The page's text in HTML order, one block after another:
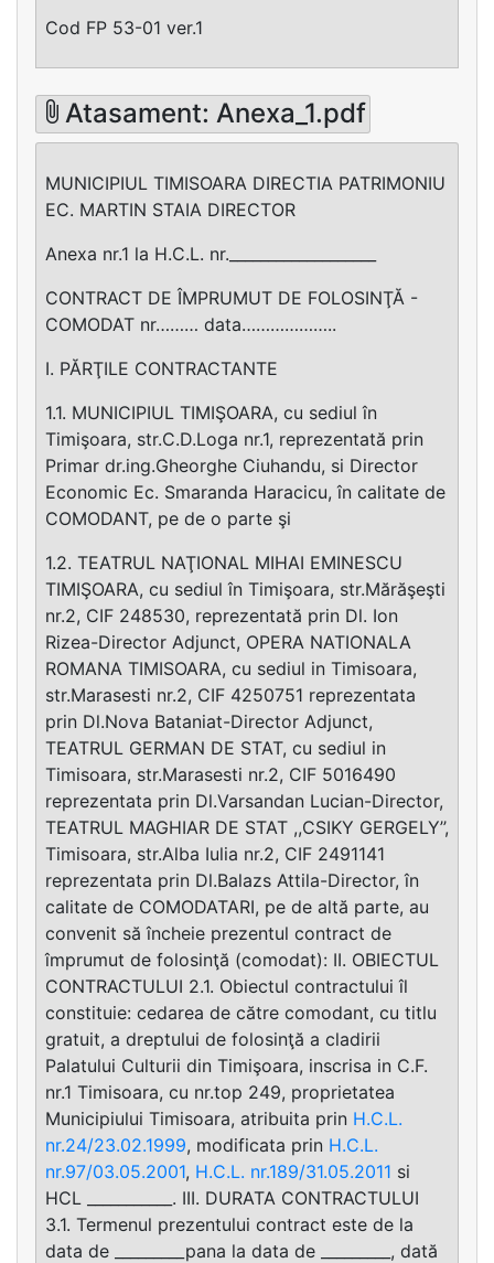
Cod FP 53-01 ver.1
Atasament: Anexa_1.pdf
MUNICIPIUL TIMISOARA DIRECTIA PATRIMONIU
EC. MARTIN STAIA DIRECTOR
Anexa nr.1 la H.C.L. nr.___________________
CONTRACT DE ÎMPRUMUT DE FOLOSINŢĂ -
COMODAT nr……… data………………..
I. PĂRŢILE CONTRACTANTE
1.1. MUNICIPIUL TIMIŞOARA, cu sediul în
Timişoara, str.C.D.Loga nr.1, reprezentată prin
Primar dr.ing.Gheorghe Ciuhandu, si Director
Economic Ec. Smaranda Haracicu, în calitate de
COMODANT, pe de o parte şi
1.2. TEATRUL NAŢIONAL MIHAI EMINESCU
TIMIŞOARA, cu sediul în Timişoara, str.Mărăşeşti
nr.2, CIF 248530, reprezentată prin Dl. Ion
Rizea-Director Adjunct, OPERA NATIONALA
ROMANA TIMISOARA, cu sediul in Timisoara,
str.Marasesti nr.2, CIF 4250751 reprezentata
prin Dl.Nova Bataniat-Director Adjunct,
TEATRUL GERMAN DE STAT, cu sediul in
Timisoara, str.Marasesti nr.2, CIF 5016490
reprezentata prin Dl.Varsandan Lucian-Director,
TEATRUL MAGHIAR DE STAT ,,CSIKY GERGELY’’,
Timisoara, str.Alba Iulia nr.2, CIF 2491141
reprezentata prin Dl.Balazs Attila-Director, în
calitate de COMODATARI, pe de altă parte, au
convenit să încheie prezentul contract de
împrumut de folosinţă (comodat): II. OBIECTUL
CONTRACTULUI 2.1. Obiectul contractului îl
constituie: cedarea de către comodant, cu titlu
gratuit, a dreptului de folosinţă a cladirii
Palatului Culturii din Timişoara, inscrisa in C.F.
nr.1 Timisoara, cu nr.top 249, proprietatea
Municipiului Timisoara, atribuita prin H.C.L.
nr.24/23.02.1999, modificata prin H.C.L.
nr.97/03.05.2001, H.C.L. nr.189/31.05.2011 si
HCL ___________. III. DURATA CONTRACTULUI
3.1. Termenul prezentului contract este de la
data de _________pana la data de _________, dată